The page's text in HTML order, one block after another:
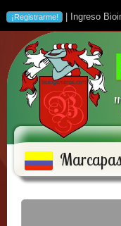
| Ingreso